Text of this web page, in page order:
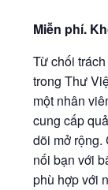
Miễn phí.
Từ chối
trong Thư
một nhân
cung cấp
dõi mở rộng.
nối bạn với
phù hợp với